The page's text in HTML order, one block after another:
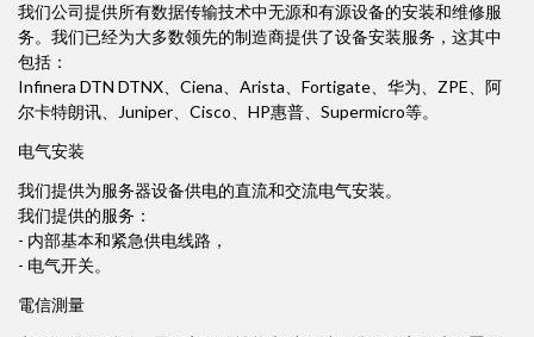
我们公司提供所有数据传输技术中无源和有源设备的安装和维修服
务。我们已经为大多数领先的制造商提供了设备安装服务，这其中
包括：
Infinera DTN DTNX、Ciena、Arista、Fortigate、华为、ZPE、阿
尔卡特朗讯、Juniper、Cisco、HP惠普、Supermicro等。
电气安装
我们提供为服务器设备供电的直流和交流电气安装。
我们提供的服务：
- 内部基本和紧急供电线路，
- 电气开关。
電信測量